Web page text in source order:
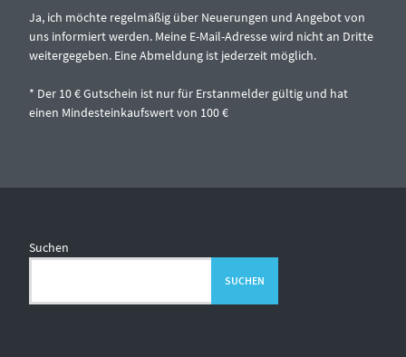
Ja, ich möchte regelmäßig über Neuerungen und Angebot von
uns informiert werden. Meine E-Mail-Adresse wird nicht an Dritte
weitergegeben. Eine Abmeldung ist jederzeit möglich.
* Der 10 € Gutschein ist nur für Erstanmelder gültig und hat
einen Mindesteinkaufswert von 100 €
Suchen
SUCHEN